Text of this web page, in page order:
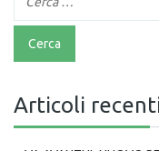
Articoli